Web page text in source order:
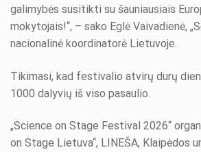
galimybės susitikti su šauniausiais
mokytojais!“, – sako Eglė Vaivadienė,
nacionalinė koordinatorė Lietuvoje.
Tikimasi, kad festivalio atvirų durų
1000 dalyvių iš viso pasaulio.
„Science on Stage Festival 2026“
on Stage Lietuva“, LINEŠA, Klaipėdos